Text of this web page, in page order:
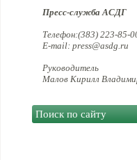
Пресс-служба АСДГ
Телефон:(383) 223-85-
E-mail: press@asdg.ru
Руководитель
Малов Кирилл